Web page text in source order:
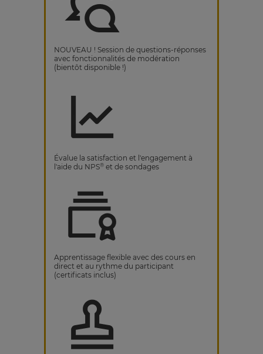
NOUVEAU ! Session de questions-réponses
avec fonctionnalités de modération
(bientôt disponible !)
Évalue la satisfaction et l'engagement à
l'aide du NPS® et de sondages
Apprentissage flexible avec des cours en
direct et au rythme du participant
(certificats inclus)